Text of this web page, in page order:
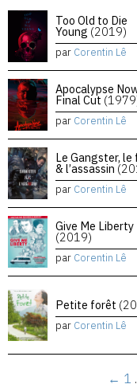
Too Old to Die
Young (2019)
par Corentin Lê
Apocalypse
Final Cut
par Corentin Lê
Le Gangster, le
& l’assassin
par Corentin Lê
Give Me Liberty
(2019)
par Corentin Lê
Petite forêt
par Corentin Lê
← 1